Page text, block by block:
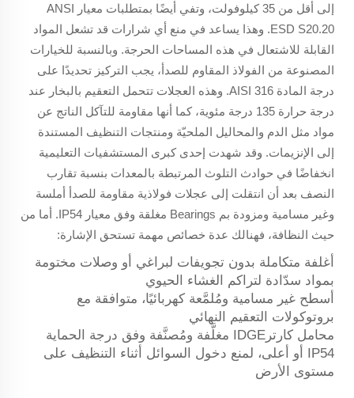
إلى أقل من 35 كيلوفولت، وتفي أيضًا بمتطلبات معيار ANSI
ESD S20.20. وهذا يساعد في منع أي شرارات قد تشعل المواد
القابلة للاشتعال في هذه المساحات الحرجة. وبالنسبة للخيارات
المصنوعة من الفولاذ المقاوم للصدأ، يجب التركيز تحديدًا على
درجة المادة AISI 316. وهذه العجلات تتحمل التعقيم بالبخار عند
درجة حرارة 135 درجة مئوية، كما أنها مقاومة للتآكل الناتج عن
مواد مثل الدم والمحاليل الملحيّة ومنتجات التنظيف المستندة
إلى الإنزيمات. وقد شهدت إحدى كبرى المستشفيات التعليمية
انخفاضًا في حوادث التلوث المرتبطة بالمعدات بنسبة تقارب
النصف بعد أن انتقلت إلى عجلات فولاذية مقاومة للصدأ أملسة
وغير مسامية ومزودة بم Bearings مغلقة وفق معيار IP54. أما من
حيث النظافة، فهنالك عدة خصائص مهمة تستحق الإشارة:
أغلفة متكاملة بدون تجويفات لبراغي أو وصلات مختومة
بمواد سدّادة لتراكم الغشاء الحيوي
أسطح غير مسامية ومُلمَّعة كهربائيًا، متوافقة مع
بروتوكولات التعقيم النهائي
محامل كارترIDGE مغلَّفة ومُصنَّفة وفق درجة الحماية
IP54 أو أعلى، لمنع دخول السوائل أثناء التنظيف على
مستوى الأرض